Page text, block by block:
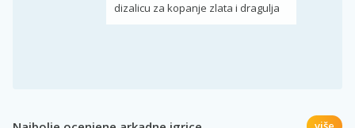
dizalicu za kopanje zlata i dragulja